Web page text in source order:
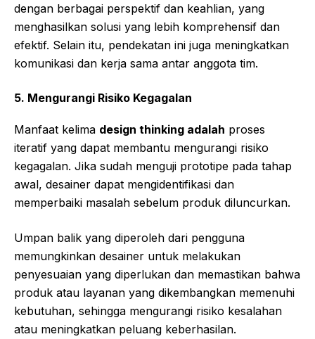
dengan berbagai perspektif dan keahlian, yang
menghasilkan solusi yang lebih komprehensif dan
efektif. Selain itu, pendekatan ini juga meningkatkan
komunikasi dan kerja sama antar anggota tim.
5. Mengurangi Risiko Kegagalan
Manfaat kelima design thinking adalah proses
iteratif yang dapat membantu mengurangi risiko
kegagalan. Jika sudah menguji prototipe pada tahap
awal, desainer dapat mengidentifikasi dan
memperbaiki masalah sebelum produk diluncurkan.
Umpan balik yang diperoleh dari pengguna
memungkinkan desainer untuk melakukan
penyesuaian yang diperlukan dan memastikan bahwa
produk atau layanan yang dikembangkan memenuhi
kebutuhan, sehingga mengurangi risiko kesalahan
atau meningkatkan peluang keberhasilan.